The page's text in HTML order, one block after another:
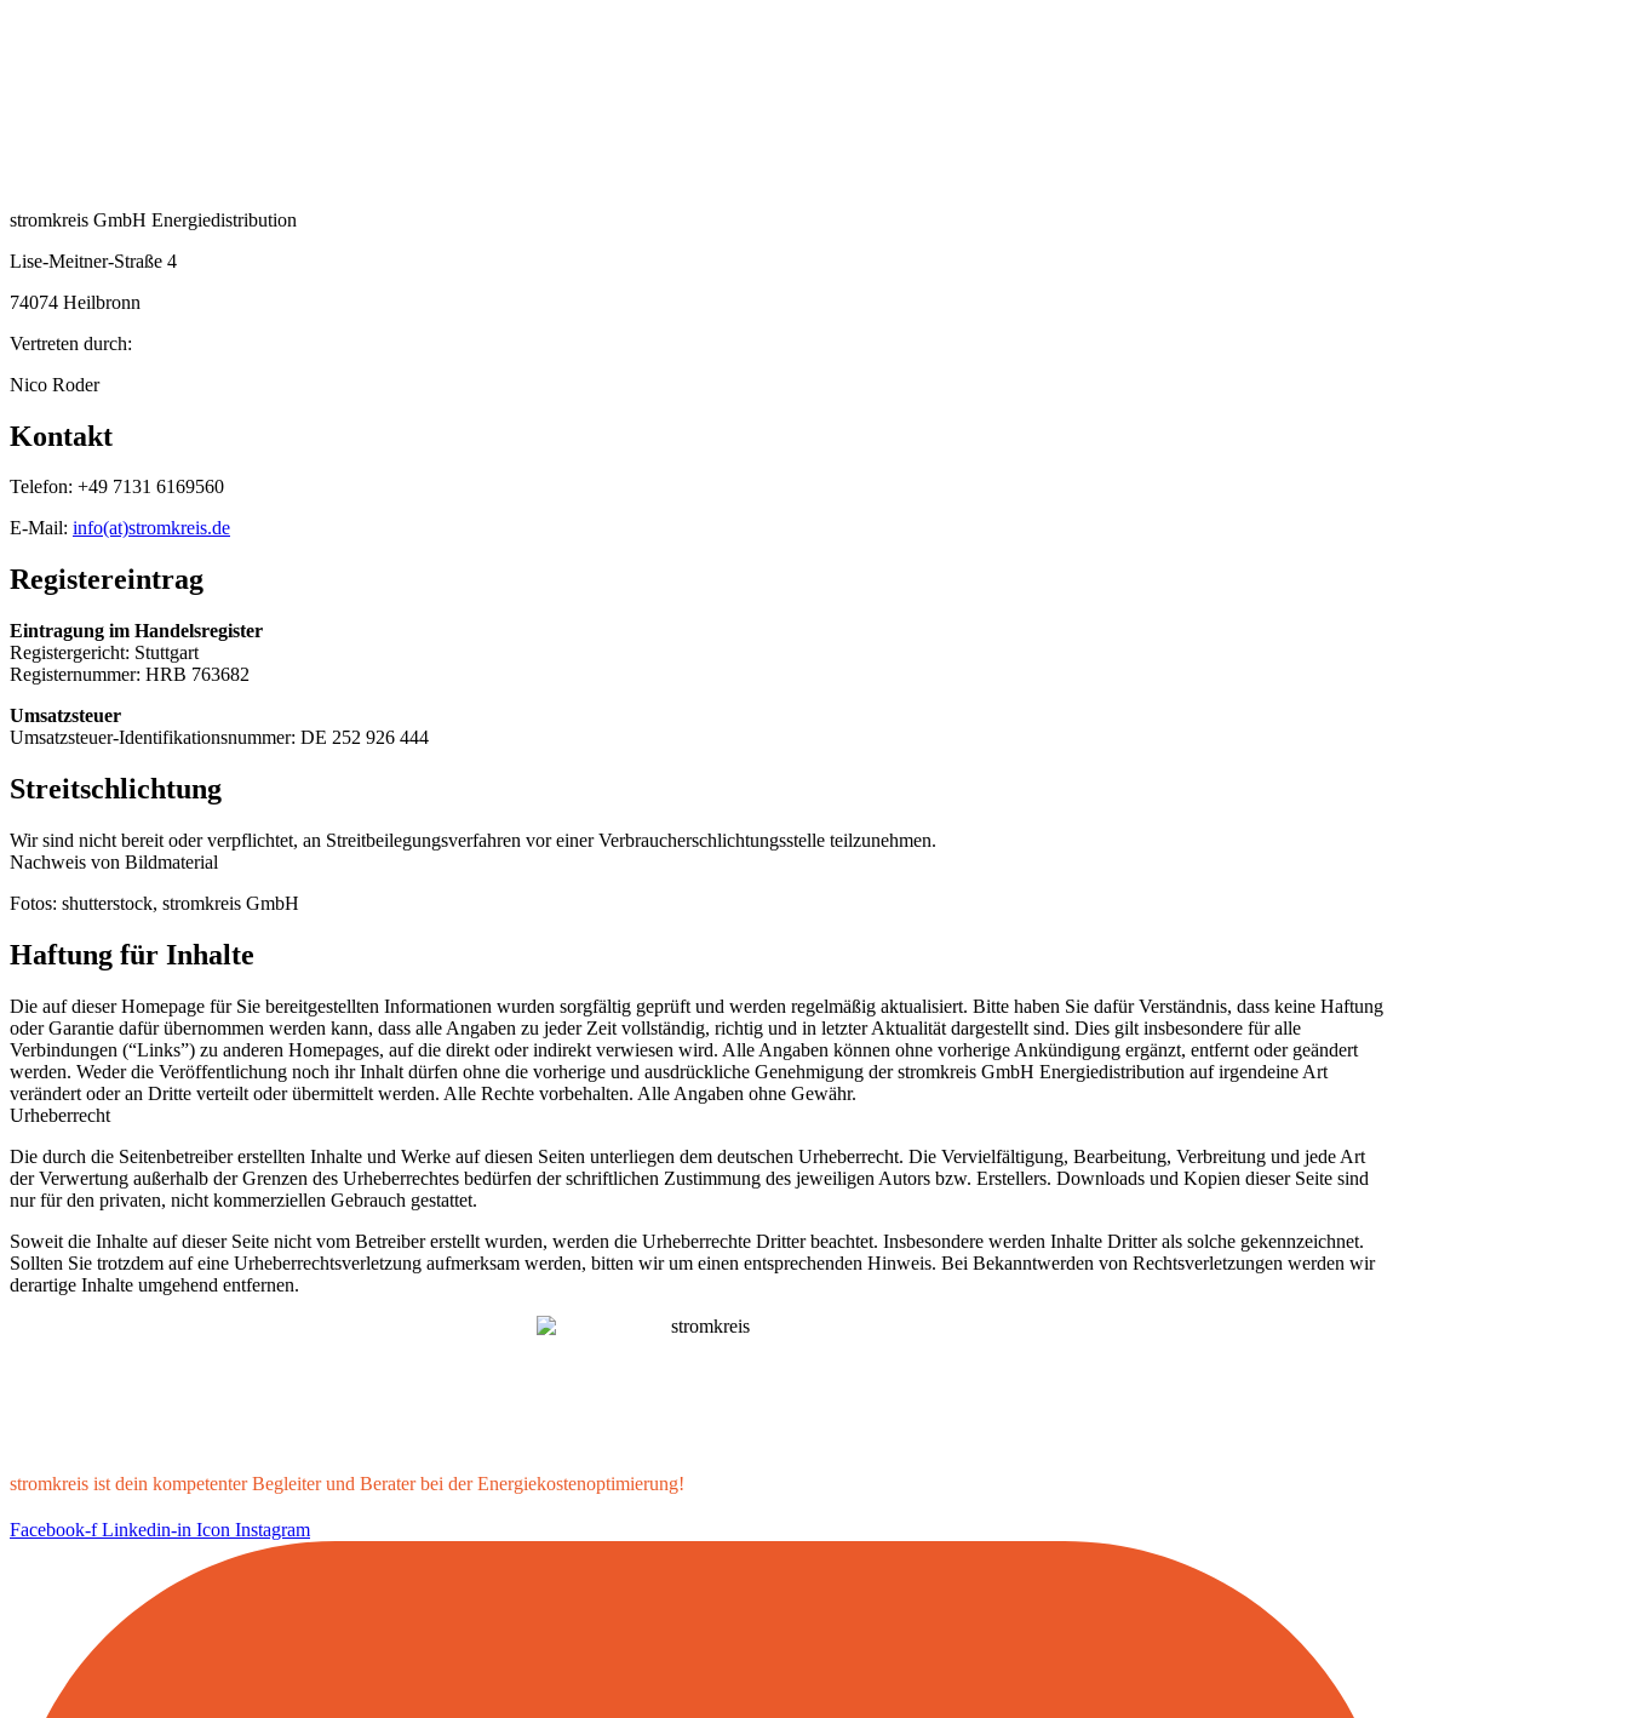
stromkreis GmbH Energiedistribution
Lise-Meitner-Straße 4
74074 Heilbronn
Vertreten durch:
Nico Roder
Kontakt
Telefon: +49 7131 6169560
E-Mail: info(at)stromkreis.de
Registereintrag
Eintragung im Handelsregister
Registergericht: Stuttgart
Registernummer: HRB 763682
Umsatzsteuer
Umsatzsteuer-Identifikationsnummer: DE 252 926 444
Streitschlichtung
Wir sind nicht bereit oder verpflichtet, an Streitbeilegungsverfahren vor einer Verbraucherschlichtungsstelle teilzunehmen.
Nachweis von Bildmaterial
Fotos: shutterstock, stromkreis GmbH
Haftung für Inhalte
Die auf dieser Homepage für Sie bereitgestellten Informationen wurden sorgfältig geprüft und werden regelmäßig aktualisiert. Bitte haben Sie dafür Verständnis, dass keine Haftung
oder Garantie dafür übernommen werden kann, dass alle Angaben zu jeder Zeit vollständig, richtig und in letzter Aktualität dargestellt sind. Dies gilt insbesondere für alle
Verbindungen (“Links”) zu anderen Homepages, auf die direkt oder indirekt verwiesen wird. Alle Angaben können ohne vorherige Ankündigung ergänzt, entfernt oder geändert
werden. Weder die Veröffentlichung noch ihr Inhalt dürfen ohne die vorherige und ausdrückliche Genehmigung der stromkreis GmbH Energiedistribution auf irgendeine Art
verändert oder an Dritte verteilt oder übermittelt werden. Alle Rechte vorbehalten. Alle Angaben ohne Gewähr.
Urheberrecht
Die durch die Seitenbetreiber erstellten Inhalte und Werke auf diesen Seiten unterliegen dem deutschen Urheberrecht. Die Vervielfältigung, Bearbeitung, Verbreitung und jede Art
der Verwertung außerhalb der Grenzen des Urheberrechtes bedürfen der schriftlichen Zustimmung des jeweiligen Autors bzw. Erstellers. Downloads und Kopien dieser Seite sind
nur für den privaten, nicht kommerziellen Gebrauch gestattet.
Soweit die Inhalte auf dieser Seite nicht vom Betreiber erstellt wurden, werden die Urheberrechte Dritter beachtet. Insbesondere werden Inhalte Dritter als solche gekennzeichnet.
Sollten Sie trotzdem auf eine Urheberrechtsverletzung aufmerksam werden, bitten wir um einen entsprechenden Hinweis. Bei Bekanntwerden von Rechtsverletzungen werden wir
derartige Inhalte umgehend entfernen.
stromkreis ist dein kompetenter Begleiter und Berater bei der Energiekostenoptimierung!
Facebook-f Linkedin-in Icon Instagram